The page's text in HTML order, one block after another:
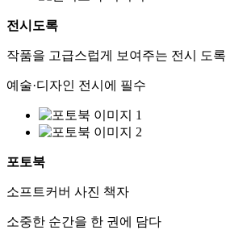
전시도록
작품을 고급스럽게 보여주는 전시 도록
예술·디자인 전시에 필수
포토북
소프트커버 사진 책자
소중한 순간을 한 권에 담다